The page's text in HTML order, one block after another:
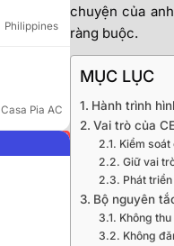
Philippines
Casa Pia AC
chuyện của
ràng buộc.
MỤC LỤC
Hành trình
Vai trò của
Kiểm
Giữ vai
Phát
Bộ nguyên
Không
Không